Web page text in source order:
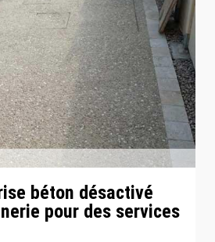
béton désactivé
pour des services